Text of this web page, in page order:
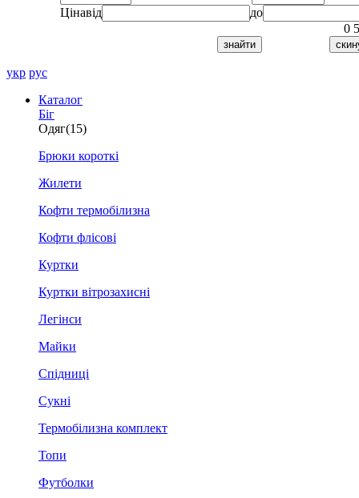
Цінавід
до
0
укр рус
Каталог
Біг
Одяг(15)
Брюки короткі
Жилети
Кофти термобілизна
Кофти флісові
Куртки
Куртки вітрозахисні
Легінси
Майки
Спідниці
Сукні
Термобілизна комплект
Топи
Футболки